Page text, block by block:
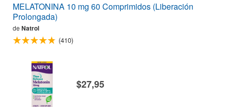
MELATONINA 10 mg 60 Comprimidos (Liberación
Prolongada)
de Natrol
(410)
$27,95